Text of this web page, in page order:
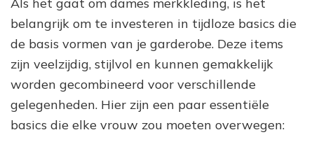
Als het gaat om dames merkkleding, is het
belangrijk om te investeren in tijdloze basics die
de basis vormen van je garderobe. Deze items
zijn veelzijdig, stijlvol en kunnen gemakkelijk
worden gecombineerd voor verschillende
gelegenheden. Hier zijn een paar essentiële
basics die elke vrouw zou moeten overwegen: